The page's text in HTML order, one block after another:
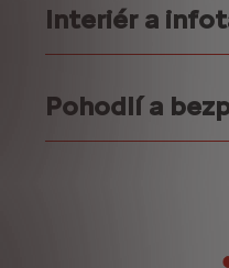
Interiér a
Pohodlí a